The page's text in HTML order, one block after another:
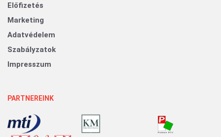
Előfizetés
Marketing
Adatvédelem
Szabályzatok
Impresszum
PARTNEREINK